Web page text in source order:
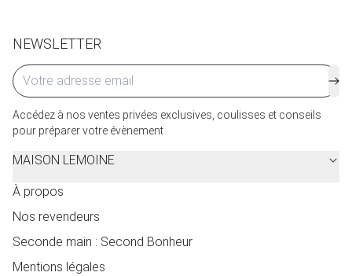
NEWSLETTER
Accédez à nos ventes privées exclusives, coulisses et conseils
pour préparer votre évènement
MAISON LEMOINE
À propos
Nos revendeurs
Seconde main : Second Bonheur
Mentions légales